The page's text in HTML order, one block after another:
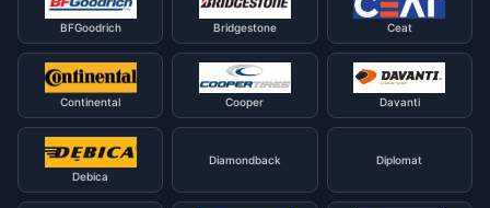
BFGoodrich Bridgestone Ceat
Continental Cooper Davanti
Debica
Diamondback Diplomat